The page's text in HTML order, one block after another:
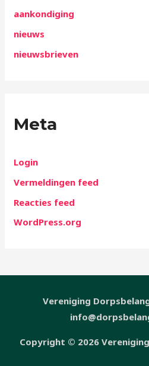
aankondiging
nieuws
nieuwsbrieven
Meta
Login
Vermeldingen feed
Reacties feed
WordPress.org
Vereniging
Copyright © 2026